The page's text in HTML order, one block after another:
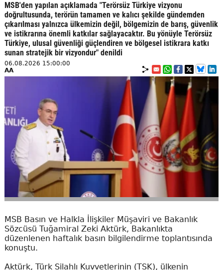
MSB'den yapılan açıklamada "Terörsüz Türkiye vizyonu
doğrultusunda, terörün tamamen ve kalıcı şekilde gündemden
çıkarılması yalnızca ülkemizin değil, bölgemizin de barış, güvenlik
ve istikrarına önemli katkılar sağlayacaktır. Bu yönüyle Terörsüz
Türkiye, ulusal güvenliği güçlendiren ve bölgesel istikrara katkı
sunan stratejik bir vizyondur" denildi
06.08.2026 15:00:00
AA
MSB Basın ve Halkla İlişkiler Müşaviri ve Bakanlık
Sözcüsü Tuğamiral Zeki Aktürk, Bakanlıkta
düzenlenen haftalık basın bilgilendirme toplantısında
konuştu.
Aktürk, Türk Silahlı Kuvvetlerinin (TSK), ülkenin